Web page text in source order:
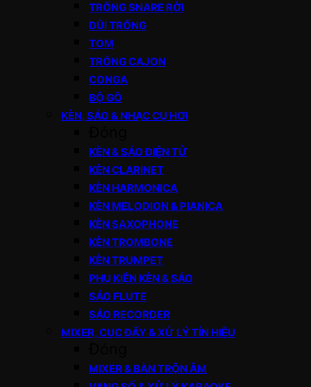
TRỐNG SNARE RỜI
DÙI TRỐNG
TOM
TRỐNG CAJON
CONGA
BỘ GÕ
KÈN, SÁO & NHẠC CỤ HƠI
KÈN & SÁO ĐIỆN TỬ
KÈN CLARINET
KÈN HARMONICA
KÈN MELODION & PIANICA
KÈN SAXOPHONE
KÈN TROMBONE
KÈN TRUMPET
PHỤ KIỆN KÈN & SÁO
SÁO FLUTE
SÁO RECORDER
MIXER, CỤC ĐẨY & XỬ LÝ TÍN HIỆU
MIXER & BÀN TRỘN ÂM